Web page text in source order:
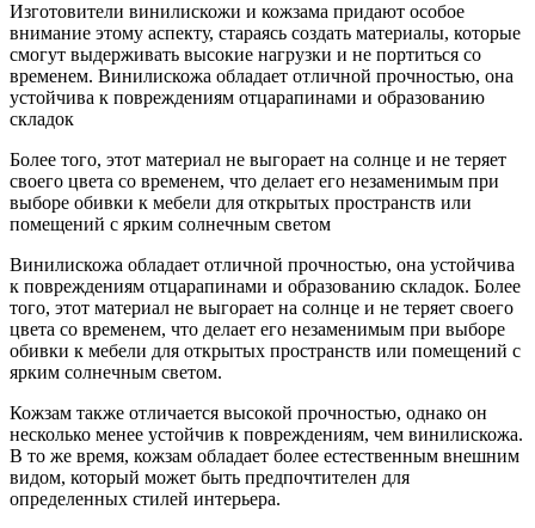
Изготовители винилискожи и кожзама придают особое
внимание этому аспекту, стараясь создать материалы, которые
смогут выдерживать высокие нагрузки и не портиться со
временем. Винилискожа обладает отличной прочностью, она
устойчива к повреждениям отцарапинами и образованию
складок
Более того, этот материал не выгорает на солнце и не теряет
своего цвета со временем, что делает его незаменимым при
выборе обивки к мебели для открытых пространств или
помещений с ярким солнечным светом
Винилискожа обладает отличной прочностью, она устойчива
к повреждениям отцарапинами и образованию складок. Более
того, этот материал не выгорает на солнце и не теряет своего
цвета со временем, что делает его незаменимым при выборе
обивки к мебели для открытых пространств или помещений с
ярким солнечным светом.
Кожзам также отличается высокой прочностью, однако он
несколько менее устойчив к повреждениям, чем винилискожа.
В то же время, кожзам обладает более естественным внешним
видом, который может быть предпочтителен для
определенных стилей интерьера.